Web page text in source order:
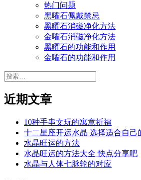
热门问题
黑曜石佩戴禁忌
黑曜石消磁净化方法
金曜石消磁净化方法
黑曜石的功能和作用
金曜石的功能和作用
搜
近期文章
10种手串文玩的寓意祈福
十二星座开运水晶 选择适合自己
水晶旺运的方法
水晶旺运的方法大全 快点分享吧
水晶与人体七脉轮的对应